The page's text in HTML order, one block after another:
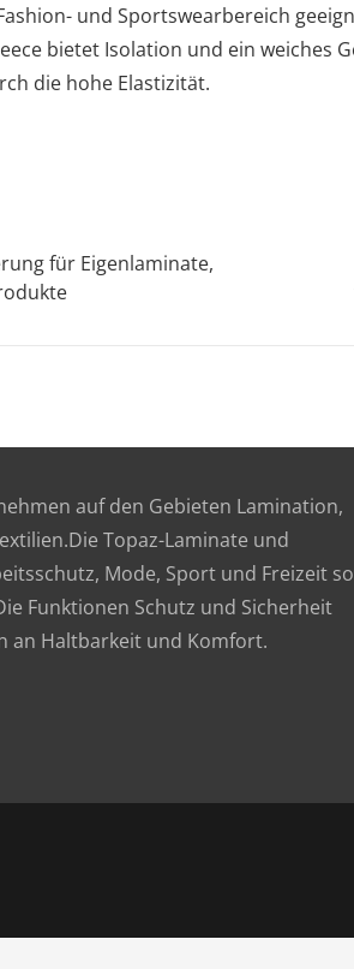
und Sportswearbereich
bietet Isolation und ein weiches
die hohe Elastizität.
für Eigenlaminate,
auf den Gebieten Lamination,
Topaz-Laminate und
Mode, Sport und Freizeit
Funktionen Schutz und Sicherheit
an Haltbarkeit und Komfort.